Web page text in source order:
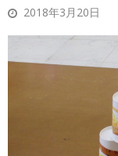
2018年3月20日